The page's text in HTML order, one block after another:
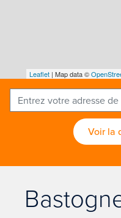
Leaflet | Map data ©
Voir la